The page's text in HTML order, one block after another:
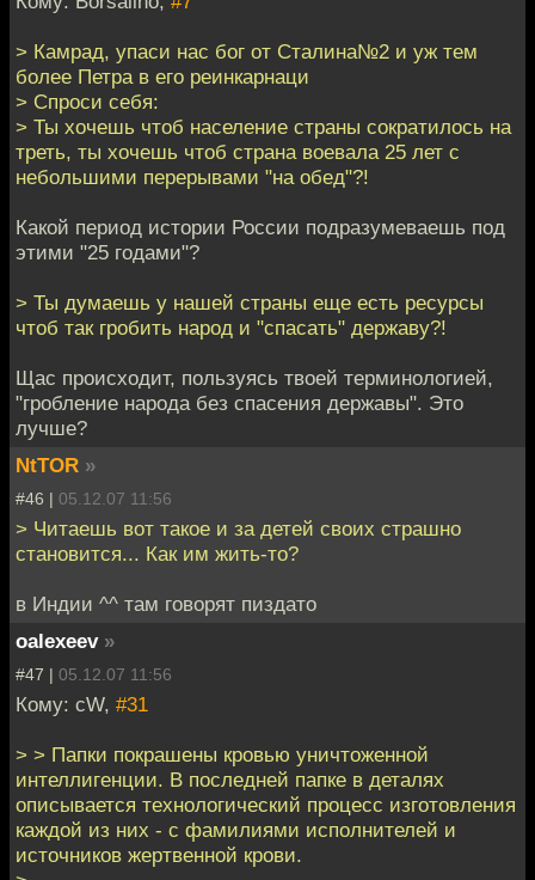
> Камрад, упаси нас бог от Сталина№2 и уж тем
более Петра в его реинкарнаци
> Спроси себя:
> Ты хочешь чтоб население страны сократилось на
треть, ты хочешь чтоб страна воевала 25 лет с
небольшими перерывами "на обед"?!
Какой период истории России подразумеваешь под
этими "25 годами"?
> Ты думаешь у нашей страны еще есть ресурсы
чтоб так гробить народ и "спасать" державу?!
Щас происходит, пользуясь твоей терминологией,
"гробление народа без спасения державы". Это
лучше?
NtTOR »
#46 | 05.12.07 11:56
> Читаешь вот такое и за детей своих страшно
становится... Как им жить-то?
в Индии ^^ там говорят пиздато
oalexeev »
#47 | 05.12.07 11:56
Кому: cW, #31
> > Папки покрашены кровью уничтоженной
интеллигенции. В последней папке в деталях
описывается технологический процесс изготовления
каждой из них - с фамилиями исполнителей и
источников жертвенной крови.